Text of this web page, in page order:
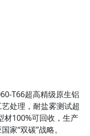
超高精级原生铝
处理，耐盐雾测试超
材100%可回收，生产
家“双碳”战略。